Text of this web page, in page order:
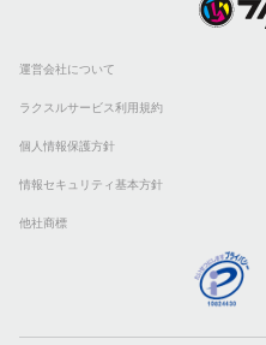
運営会社について
ラクスルサービス利用規約
個人情報保護方針
情報セキュリティ基本方針
他社商標